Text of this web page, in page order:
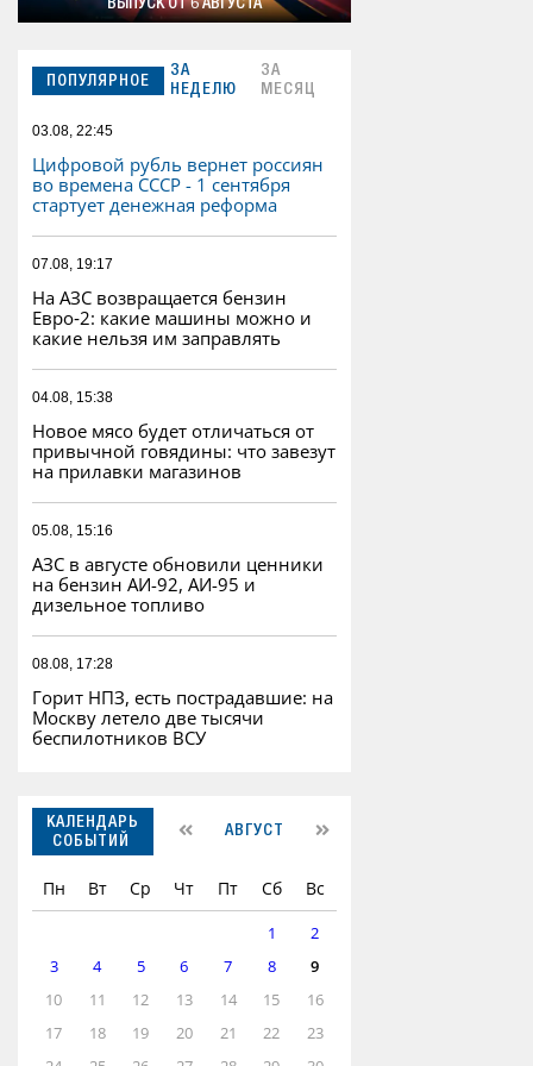
ВЫПУСК ОТ 6 АВГУСТА
ПОПУЛЯРНОЕ
ЗА
НЕДЕЛЮ
ЗА
МЕСЯЦ
03.08, 22:45
Цифровой рубль вернет россиян
во времена СССР - 1 сентября
стартует денежная реформа
07.08, 19:17
На АЗС возвращается бензин
Евро‑2: какие машины можно и
какие нельзя им заправлять
04.08, 15:38
Новое мясо будет отличаться от
привычной говядины: что завезут
на прилавки магазинов
05.08, 15:16
АЗС в августе обновили ценники
на бензин АИ-92, АИ-95 и
дизельное топливо
08.08, 17:28
Горит НПЗ, есть пострадавшие: на
Москву летело две тысячи
беспилотников ВСУ
КАЛЕНДАРЬ
СОБЫТИЙ
АВГУСТ
Пн Вт Ср Чт Пт Сб Вс
1
2
3
4 5 6 7 8
9
10
11 12 13 14 15
16
17
18 19 20 21 22
23